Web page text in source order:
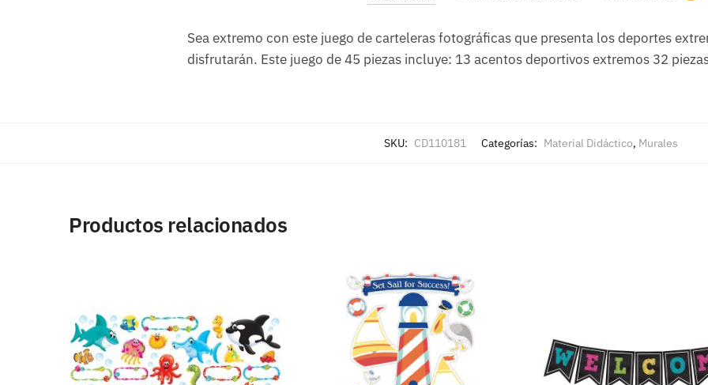
Sea extremo con este juego de carteleras fotográficas que presenta los deportes
disfrutarán. Este juego de 45 piezas incluye: 13 acentos deportivos extremos 32
SKU: CD110181 Categorías: Material Didáctico, Murales
Productos relacionados